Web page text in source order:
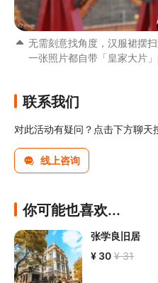
无需刻意找角度，汉服裙摆
一张照片都自带「皇家大片
联系我们
对此活动有疑问？点击下方聊天
线上咨询
你可能也喜欢...
张学良旧居
¥ 30 ¥ 31